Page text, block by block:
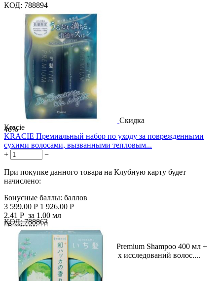
КОД: 788894
Скидка
46%
Kracie
KRACIE Премиальный набор по уходу за поврежденными
сухими волосами, вызванными тепловым...
+
−
При покупке данного товара на Клубную карту будет
начислено:
Бонусные баллы: баллов
3 599.00 Р 1 926.00 Р
2.41 Р за 1.00 мл
В корзину

Описание продукта Ichikami The Premium Shampoo 400 мл +
Treatment 400 г Результат японских исследований волос....
КОД: 788863